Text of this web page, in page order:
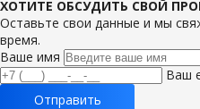
ХОТИТЕ ОБСУДИТЬ СВОЙ
Оставьте свои данные и мы
время.
Ваше имя
Ваш
Отправить